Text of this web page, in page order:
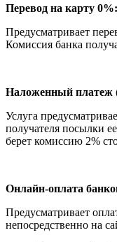
Перевод на карту 0%:
Предусматривает
Комиссия банка
Наложенный платеж
Услуга
получателя посылки
берет комиссию 2%
Онлайн-оплата
Предусматривает
непосредственно на